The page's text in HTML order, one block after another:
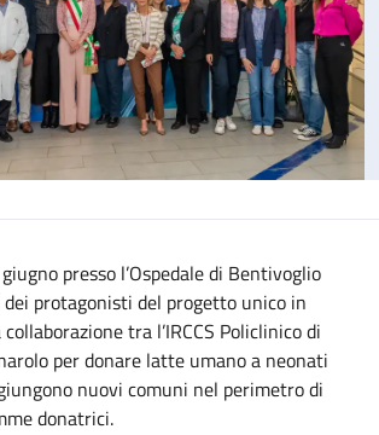
presso l’Ospedale di Bentivoglio
protagonisti del progetto unico in
tra l’IRCCS Policlinico di
per donare latte umano a neonati
nuovi comuni nel perimetro di
donatrici.